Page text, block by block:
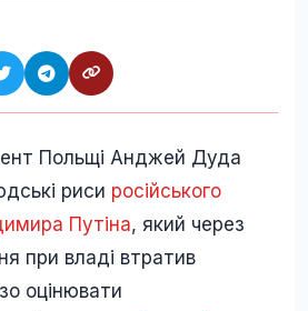
Польщі Анджей Дуда
риси російського
Путіна, який через
при владі втратив
оцінювати